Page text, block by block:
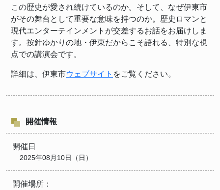
この歴史が愛され続けているのか。そして、なぜ伊東市
がその舞台として重要な意味を持つのか。歴史ロマンと
現代エンターテインメントが交差するお話をお届けしま
す。按針ゆかりの地・伊東だからこそ語れる、特別な視
点での講演会です。
詳細は、伊東市ウェブサイト をご覧ください。
開催情報
開催日
2025年08月10日（日）
開催場所：